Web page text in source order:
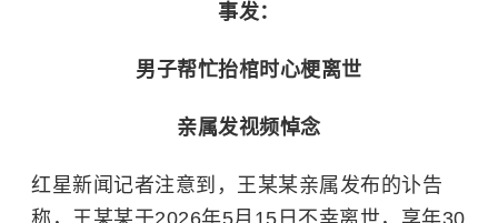
事发：
男子帮忙抬棺时心梗离世
亲属发视频悼念
红星新闻记者注意到，王某某亲属发布的讣告
称，王某某于2026年5月15日不幸离世，享年30